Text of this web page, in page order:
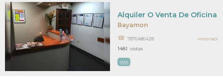
Bayamon
Alquiler O Venta De Oficina
7876486428
MAS
1481 vistas
PR11511801